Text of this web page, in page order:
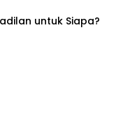
untuk Siapa?